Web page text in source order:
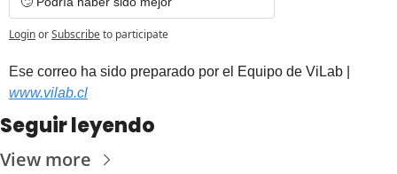
LoginorSubscribeto participate
Es
www.vilab.cl
Seguir leyendo
View more